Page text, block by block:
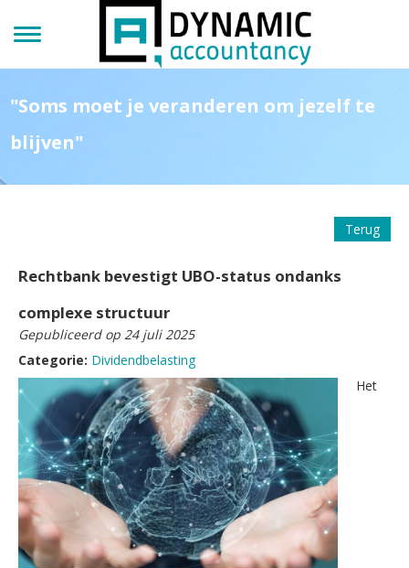
"Soms moet je veranderen om jezelf te
blijven"
Terug
Rechtbank bevestigt UBO-status ondanks
complexe structuur
Gepubliceerd op 24 juli 2025
Categorie: Dividendbelasting
Het